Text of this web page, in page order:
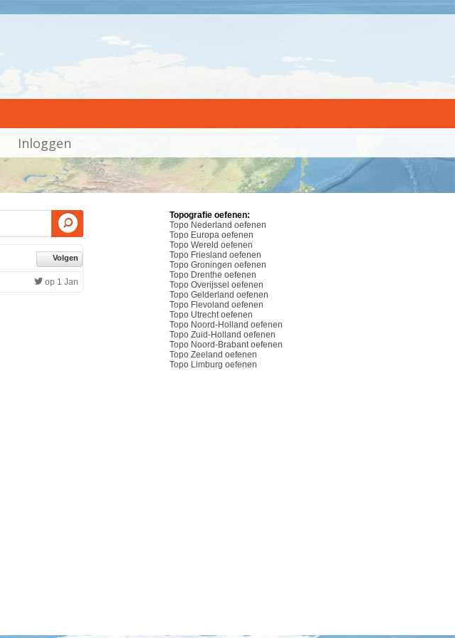
Inloggen

Volgen
op 1 Jan
Topografie oefenen:
Topo Nederland oefenen
Topo Europa oefenen
Topo Wereld oefenen
Topo Friesland oefenen
Topo Groningen oefenen
Topo Drenthe oefenen
Topo Overijssel oefenen
Topo Gelderland oefenen
Topo Flevoland oefenen
Topo Utrecht oefenen
Topo Noord-Holland oefenen
Topo Zuid-Holland oefenen
Topo Noord-Brabant oefenen
Topo Zeeland oefenen
Topo Limburg oefenen